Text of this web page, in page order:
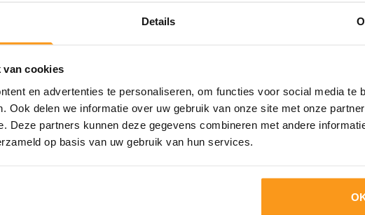
Details
van cookies
en advertenties te personaliseren, om functies voor social media te
Ook delen we informatie over uw gebruik van onze site met onze
Deze partners kunnen deze gegevens combineren met andere
op basis van uw gebruik van hun services.
volgende taken omvatten:
processen
voor management